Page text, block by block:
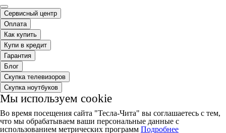
Сервисный центр
Оплата
Как купить
Купи в кредит
Гарантия
Блог
Скупка телевизоров
Скупка ноутбуков
Мы используем cookie
Во время посещения сайта "Тесла-Чита" вы соглашаетесь с тем,
что мы обрабатываем ваши персональные данные с
использованием метрических программ Подробнее